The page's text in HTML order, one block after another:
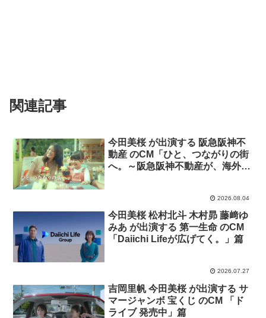
関連記事
今田美桜 が出演する 阪急阪神不
動産 のCM「ひと、つながりの街
へ。～阪急阪神不動産が、海外
2026.08.04
今田美桜 松村北斗 木村昴 藤﨑ゆ
みあ が出演する 第一生命 のCM
「Daiichi Lifeが広げてく。」篇
2026.07.27
吉岡里帆 今田美桜 が出演する サ
マージャンボ 宝くじ のCM 「ド
ライブ 発売中」篇